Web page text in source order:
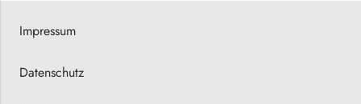
Impressum
Datenschutz